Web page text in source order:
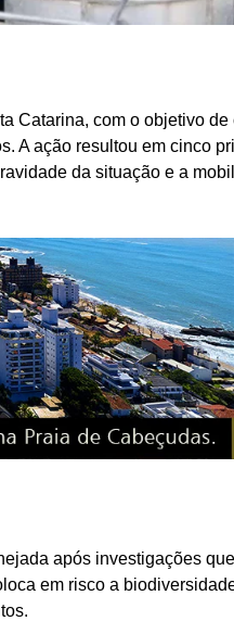
Catarina, com o objetivo de
A ação resultou em cinco
da situação e a
após investigações
em risco a